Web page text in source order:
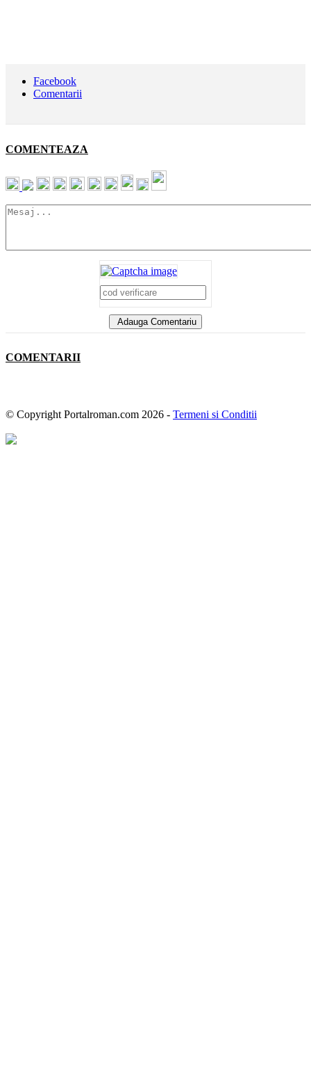
Facebook
Comentarii
COMENTEAZA
Adauga Comentariu
COMENTARII
© Copyright Portalroman.com 2026 - Termeni si Conditii